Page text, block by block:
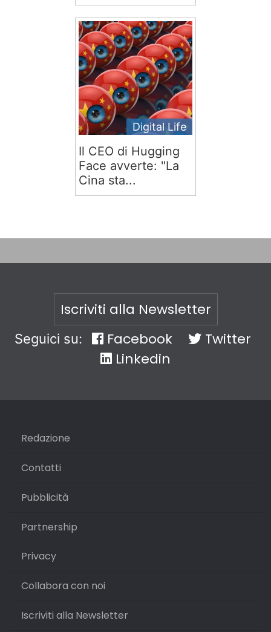
Digital Life
Il CEO di Hugging
Face avverte: "La
Cina sta...
Iscriviti alla Newsletter
Seguici su: Facebook
Twitter
Linkedin
Redazione
Contatti
Pubblicità
Partnership
Privacy
Collabora con noi
Iscriviti alla Newsletter